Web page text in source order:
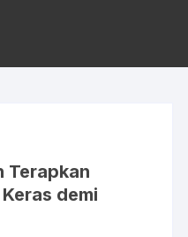
Terapkan
demi